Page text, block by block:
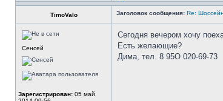
TimoValo Заголовок сообщения: Re:
Сенсей
Зарегистрирован: 05 май
Сегодня вечером хочу
Есть желающие?
Дима, тел. 8 95О 020-69-73